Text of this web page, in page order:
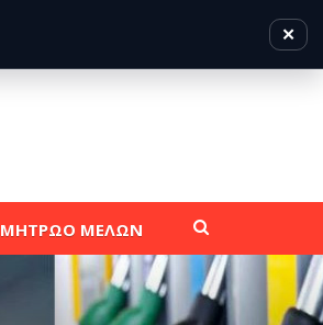
ΜΗΤΡΩΟ ΜΕΛΩΝ
✕